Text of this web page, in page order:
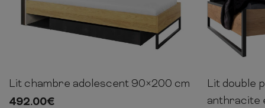
91cm 96cm 215cm
Lit chambre adolescent 90×200 cm
492.00€
100cm
Lit double
anthracite